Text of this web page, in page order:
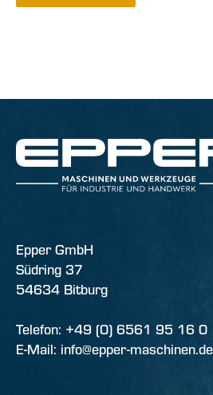
Epper GmbH
Südring 37
54634 Bitburg
Telefon: +49 (0) 6561 95 16 0
E-Mail: info@epper-maschinen.de